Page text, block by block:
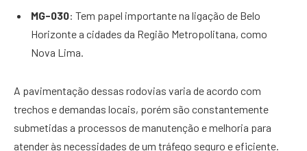
MG-030: Tem papel importante na ligação de Belo
Horizonte a cidades da Região Metropolitana, como
Nova Lima.
A pavimentação dessas rodovias varia de acordo com
trechos e demandas locais, porém são constantemente
submetidas a processos de manutenção e melhoria para
atender às necessidades de um tráfego seguro e eficiente.